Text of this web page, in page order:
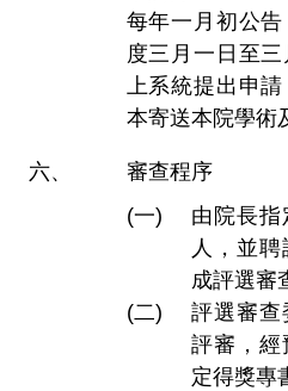
每年一月初公
度三月一日至
上系統提出申
本寄送本院學術
審查程序
由院長指
人，並
成評選審
評選審查
評審，經
定得獎專